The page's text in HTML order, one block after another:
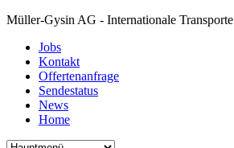
Müller-Gysin AG - Internationale Transporte
Jobs
Kontakt
Offertenanfrage
Sendestatus
News
Home